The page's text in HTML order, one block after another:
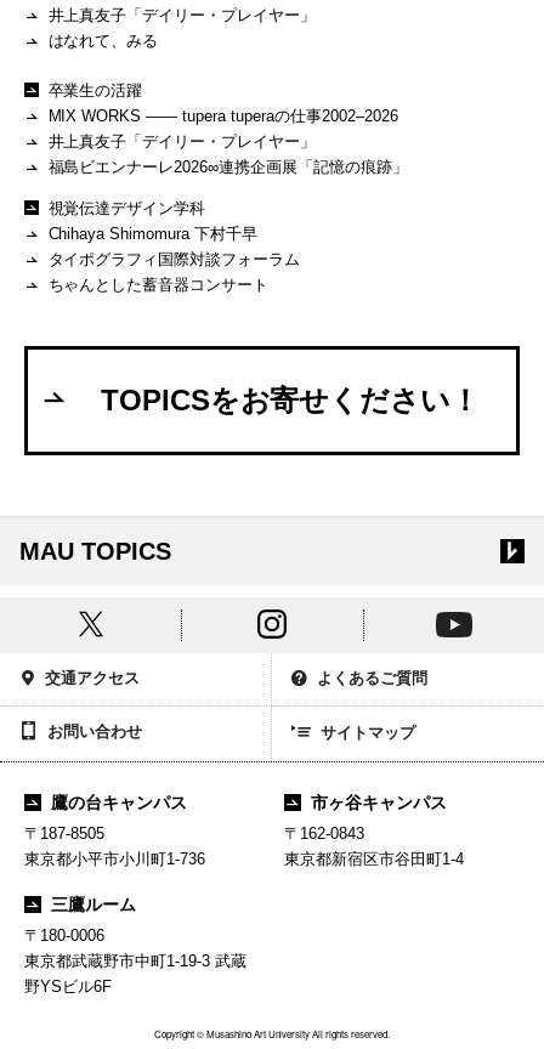
井上真友子「デイリー・プレイヤー」
はなれて、みる
卒業生の活躍
MIX WORKS —— tupera tuperaの仕事2002–2026
井上真友子「デイリー・プレイヤー」
福島ビエンナーレ2026∞連携企画展「記憶の痕跡」
視覚伝達デザイン学科
Chihaya Shimomura 下村千早
タイポグラフィ国際対談フォーラム
ちゃんとした蓄音器コンサート
TOPICSをお寄せください！
MAU TOPICS
交通アクセス よくあるご質問
お問い合わせ サイトマップ
鷹の台キャンパス
〒187-8505
東京都小平市小川町1-736
市ヶ谷キャンパス
〒162-0843
東京都新宿区市谷田町1-4
三鷹ルーム
〒180-0006
東京都武蔵野市中町1-19-3 武蔵
野YSビル6F
Copyright © Musashino Art University All rights reserved.